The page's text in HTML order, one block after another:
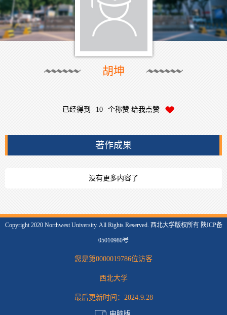
胡坤
已经得到 10 个称赞 给我点赞
著作成果
没有更多内容了
Copyright 2020 Northwest University. All Rights Reserved. 西北大学版权所有 陕ICP备
05010980号
您是第0000019786位访客
西北大学
最后更新时间： 2024.9.28